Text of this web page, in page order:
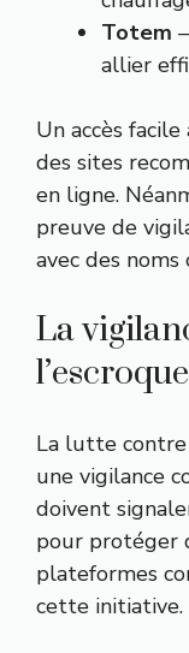
Totem
allier
Un accès
des sites
en ligne.
preuve de
avec des noms
La
La lutte contre
une vigilance
doivent
pour protéger
plateformes
cette initiative.